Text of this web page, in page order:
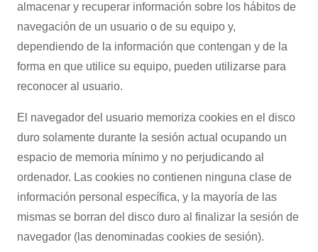
almacenar y recuperar información sobre los hábitos de
navegación de un usuario o de su equipo y,
dependiendo de la información que contengan y de la
forma en que utilice su equipo, pueden utilizarse para
reconocer al usuario.
El navegador del usuario memoriza cookies en el disco
duro solamente durante la sesión actual ocupando un
espacio de memoria mínimo y no perjudicando al
ordenador. Las cookies no contienen ninguna clase de
información personal específica, y la mayoría de las
mismas se borran del disco duro al finalizar la sesión de
navegador (las denominadas cookies de sesión).